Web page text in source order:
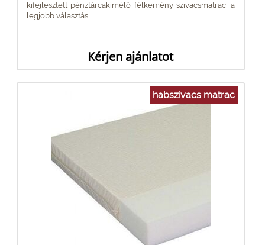
kifejlesztett pénztárcakímélő félkemény szivacsmatrac, a
legjobb választás...
Kérjen ajánlatot
habszivacs matrac